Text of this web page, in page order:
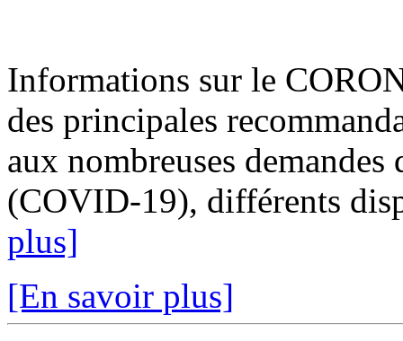
Informations sur le
des principales
aux nombreuses
(COVID-19), différents
plus]
[En savoir plus]